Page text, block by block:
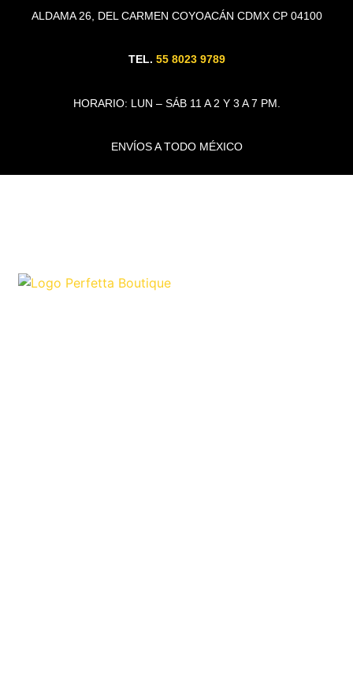
ALDAMA 26, DEL CARMEN COYOACÁN CDMX CP 04100
TEL. 55 8023 9789
HORARIO: LUN – SÁB 11 A 2 Y 3 A 7 PM.
ENVÍOS A TODO MÉXICO